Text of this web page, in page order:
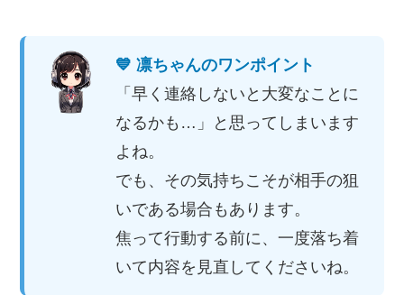
💙 凛ちゃんのワンポイント
「早く連絡しないと大変なことに
なるかも…」と思ってしまいます
よね。
でも、その気持ちこそが相手の狙
いである場合もあります。
焦って行動する前に、一度落ち着
いて内容を見直してくださいね。